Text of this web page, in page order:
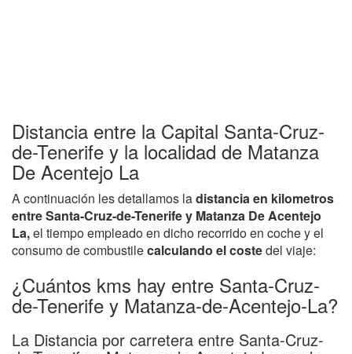
Distancia entre la Capital Santa-Cruz-
de-Tenerife y la localidad de Matanza
De Acentejo La
A continuación les detallamos ladistancia en kilometros
entre Santa-Cruz-de-Tenerife y Matanza De Acentejo
La,el tiempo empleado en dicho recorrido en coche y el
consumo de combustilecalculando el costedel viaje:
¿Cuántos kms hay entre Santa-Cruz-
de-Tenerife y Matanza-de-Acentejo-La?
La Distancia por carretera entre Santa-Cruz-